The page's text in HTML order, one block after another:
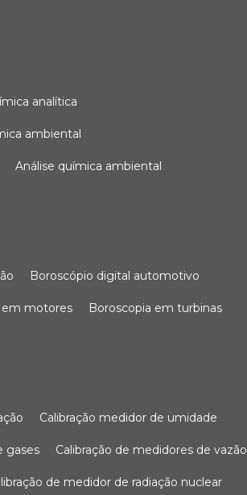
analítica
ambiental
análise química ambiental
boroscópio digital automotivo
em motores boroscopia em turbinas
calibração medidor de umidade
gases calibração de medidores de vazão
de medidor de radiação nuclear